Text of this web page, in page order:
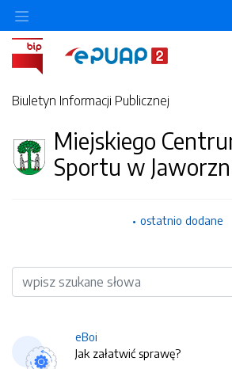
Biuletyn Informacji Publicznej
Miejskiego
Sportu w
ostatnio dodane
Wyszukiwarka
eBoi
Jak załatwić sprawę?